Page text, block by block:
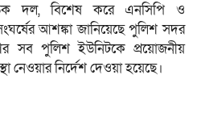
দল, বিশেষ করে এনসিপি ও
আশঙ্কা জানিয়েছে পুলিশ সদর
সব পুলিশ ইউনিটকে প্রয়োজনীয়
নেওয়ার নির্দেশ দেওয়া হয়েছে।